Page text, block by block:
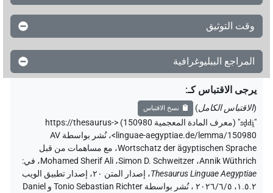
وقت التوثيق
المراجع الببليوغرافية
يرجى الاقتباس كـ:
(الاقتباس الكامل) نسخ الاقتباس
"
sḏdi̯
"
(معرف المادة المعجمية 150980) <https://thesaurus-
linguae-aegyptiae.de/lemma/150980>
،
نُشر بواسطة AV
Wortschatz der ägyptischen Sprache، مع مساهمات من قبل
Annik Wüthrich، Simon D. Schweitzer، Mohamed Sherif Ali، في:
Thesaurus Linguae Aegyptiae،
إصدار المتن ٢٠، إصدار تطبيق الويب
۱.٥.٢، ٢٠٢٦/٦/٥ ، نُشر بواسطة Tonio Sebastian Richter و Daniel